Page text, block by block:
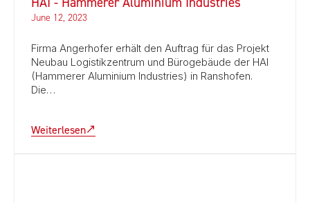
June 12, 2023
Firma Angerhofer erhält den Auftrag für das Projekt
Neubau Logistikzentrum und Bürogebäude der HAI
(Hammerer Aluminium Industries) in Ranshofen.
Die…
Weiterlesen